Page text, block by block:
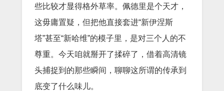
些比较才显得格外草率。佩德里是个天才，
这毋庸置疑，但把他直接套进“新伊涅斯
塔”甚至“新哈维”的模子里，是对三个人的不
尊重。今天咱就掰开了揉碎了，借着高清镜
头捕捉到的那些瞬间，聊聊这所谓的传承到
底变了什么味儿。